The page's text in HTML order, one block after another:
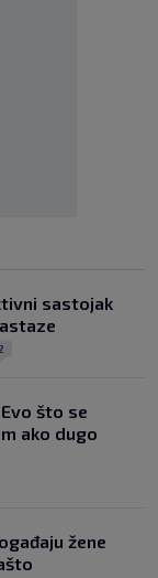
sastojak
što se
ako dugo
žene